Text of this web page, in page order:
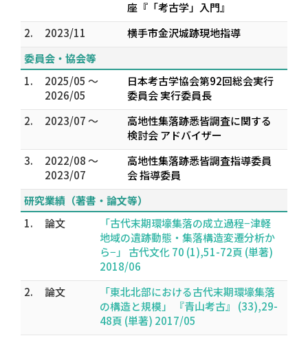
座『「考古学」入門』
2.
2023/11
横手市金沢城跡現地指導
委員会・協会等
1.
2025/05 ～
2026/05
日本考古学協会第92回総会実行
委員会 実行委員長
2.
2023/07 ～
高地性集落跡悉皆調査に関する
検討会 アドバイザー
3.
2022/08 ～
2023/07
高地性集落跡悉皆調査指導委員
会 指導委員
研究業績（著書・論文等）
1.
論文
「古代末期環壕集落の成立過程−津軽
地域の遺跡動態・集落構造変遷分析か
ら−」 古代文化 70 (1),51-72頁 (単著)
2018/06
2.
論文
「東北北部における古代末期環壕集落
の構造と規模」 『青山考古』 (33),29-
48頁 (単著) 2017/05